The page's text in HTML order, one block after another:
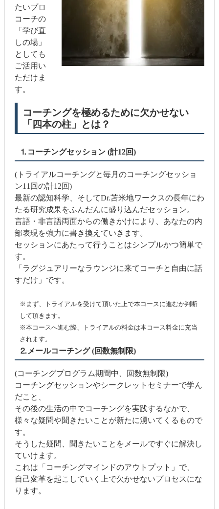
たいプロ
コーチの
「学び直
しの場」
としても
ご活用い
ただけま
す。
コーチングを極めるために欠かせない
「四本の柱」とは？
⒈コーチングセッション (計12回)
(トライアルコーチングと毎月のコーチングセッショ
ン11回の計12回)
最新の認知科学、そしてDr.苫米地ワークスの長年にわ
たる研究成果をふんだんに盛り込んだセッション。
言語・非言語両面からの働きかけにより、あなたの内
部表現を強力に書き換えていきます。
セッションにあたって行うことはシンプルかつ簡単で
す。
「ラグジュアリーなラウンジに来てコーチと自由に話
すだけ」です。
※まず、トライアルを受けて頂いた上で本コースに進むか判断
して頂きます。
※本コースへ進む際、トライアルの料金は本コース料金に充当
されます。
⒉メールコーチング (回数無制限)
(コーチングプログラム期間中、回数無制限)
コーチングセッションやシークレットセミナーで学ん
だこと、
その後の生活の中でコーチングを実践するなかで、
様々な疑問や聞きたいことが新たに湧いてくるもので
す。
そうした疑問、聞きたいことをメールですぐに解決し
ていけます。
これは「コーチングマインドのアウトプット」で、
自己変革を起こしていく上で欠かせないプロセスにな
ります。